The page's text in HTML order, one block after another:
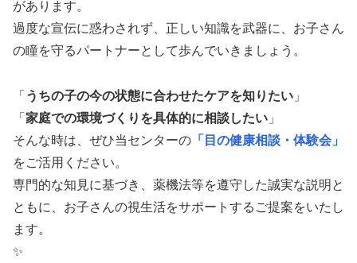
があります。
過度な宣伝に惑わされず、正しい知識を武器に、お子さん
の瞳を守るパートナーとして歩んでいきましょう。
「 うちの子の今の状態に合わせたケアを知りたい 」
「 家庭での環境づくりを具体的に相談したい 」
そんな時は、ぜひ当センターの 「目の健康相談・体験会」
をご活用ください。
専門的な知見に基づき、薬機法等を遵守した誠実な説明と
ともに、お子さんの視生活をサポートするご提案をいたし
ます。
✨